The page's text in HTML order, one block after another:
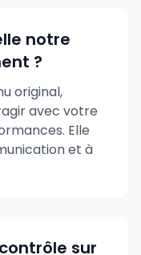
notre
?
original,
avec votre
Elle
et à
sur